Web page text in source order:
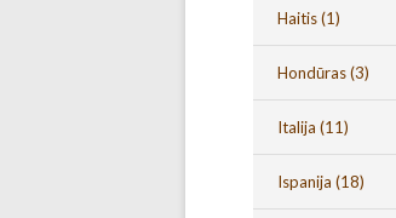
Haitis(1)
Hondūras(3)
Italija (11)
Ispanija (18)